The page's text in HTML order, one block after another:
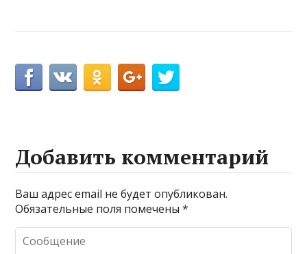
Добавить комментарий
Ваш адрес email не будет опубликован.
Обязательные поля помечены*